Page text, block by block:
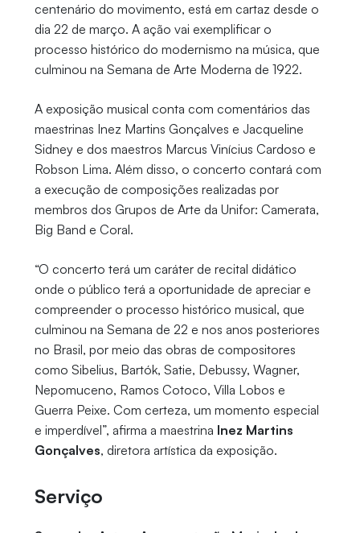
centenário do movimento, está em cartaz desde o
dia 22 de março. A ação vai exemplificar o
processo histórico do modernismo na música, que
culminou na Semana de Arte Moderna de 1922.
A exposição musical conta com comentários das
maestrinas Inez Martins Gonçalves e Jacqueline
Sidney e dos maestros Marcus Vinícius Cardoso e
Robson Lima. Além disso, o concerto contará com
a execução de composições realizadas por
membros dos Grupos de Arte da Unifor: Camerata,
Big Band e Coral.
“O concerto terá um caráter de recital didático
onde o público terá a oportunidade de apreciar e
compreender o processo histórico musical, que
culminou na Semana de 22 e nos anos posteriores
no Brasil, por meio das obras de compositores
como Sibelius, Bartók, Satie, Debussy, Wagner,
Nepomuceno, Ramos Cotoco, Villa Lobos e
Guerra Peixe. Com certeza, um momento especial
e imperdível”, afirma a maestrina Inez Martins
Gonçalves, diretora artística da exposição.
Serviço